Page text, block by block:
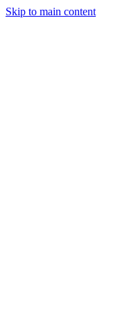
Skip to main content